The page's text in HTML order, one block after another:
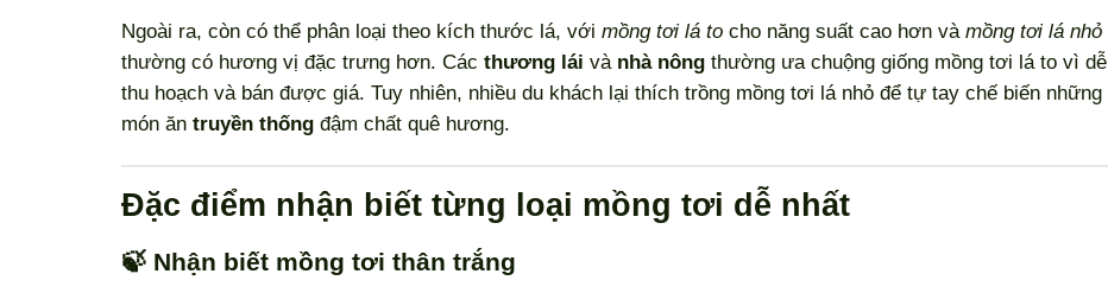
Ngoài ra, còn có thể phân loại theo kích thước lá, với mồng tơi lá to cho năng suất cao hơn và mồng tơi lá nhỏ
thường có hương vị đặc trưng hơn. Các thương lái và nhà nông thường ưa chuộng giống mồng tơi lá to vì dễ
thu hoạch và bán được giá. Tuy nhiên, nhiều du khách lại thích trồng mồng tơi lá nhỏ để tự tay chế biến những
món ăn truyền thống đậm chất quê hương.
Đặc điểm nhận biết từng loại mồng tơi dễ nhất
🍃 Nhận biết mồng tơi thân trắng